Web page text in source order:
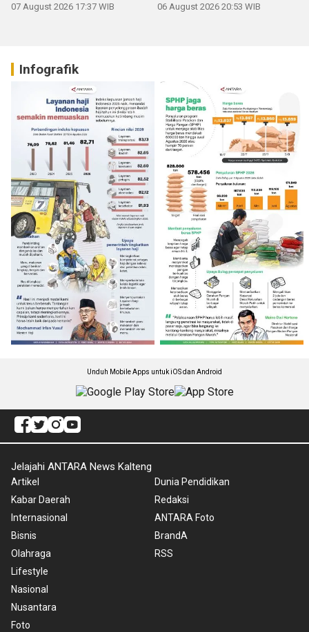
07 August 2026 17:37 WIB 06 August 2026 20:53 WIB
Infografik
Unduh Mobile Apps untuk iOS dan Android
Jelajahi ANTARA News Kalteng
Artikel
Kabar Daerah
Internasional
Bisnis
Olahraga
Lifestyle
Nasional
Nusantara
Foto
Dunia Pendidikan
Redaksi
ANTARA Foto
BrandA
RSS